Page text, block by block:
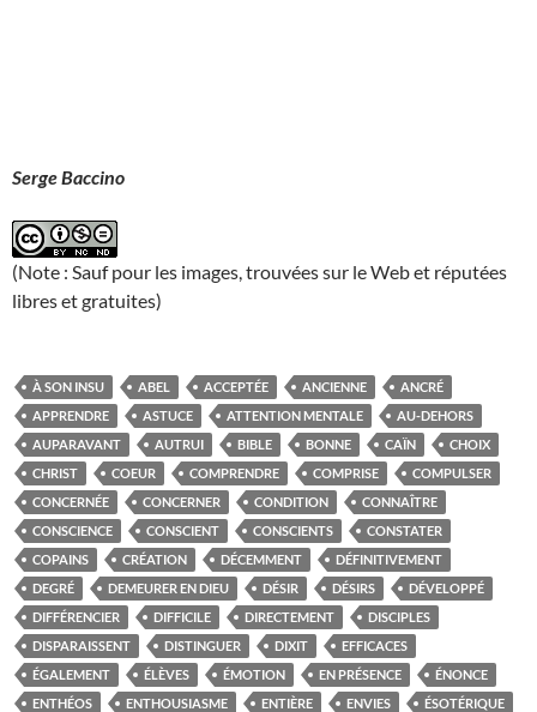
Serge Baccino
(Note : Sauf pour les images, trouvées sur le Web et réputées
libres et gratuites)
À SON INSU ABEL ACCEPTÉE ANCIENNE
ANCRÉ
APPRENDRE
ASTUCE ATTENTION MENTALE
AU-DEHORS
AUPARAVANT
AUTRUI BIBLE BONNE CAÏN
CHOIX
CHRIST
COEUR COMPRENDRE COMPRISE
COMPULSER
CONCERNÉE
CONCERNER CONDITION
CONNAÎTRE
CONSCIENCE
CONSCIENT CONSCIENTS
CONSTATER
COPAINS
CRÉATION DÉCEMMENT
DÉFINITIVEMENT
DEGRÉ
DEMEURER EN DIEU DÉSIR DÉSIRS
DÉVELOPPÉ
DIFFÉRENCIER
DIFFICILE DIRECTEMENT
DISCIPLES
DISPARAISSENT
DISTINGUER DIXIT
EFFICACES
ÉGALEMENT
ÉLÈVES ÉMOTION EN PRÉSENCE
ÉNONCE
ENTHÉOS
ENTHOUSIASME ENTIÈRE ENVIES
ÉSOTÉRIQUE